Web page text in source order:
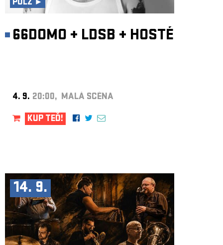
PULZ ►
66DOMO + LDSB + HOSTÉ
4. 9. 20:00, MALÁ SCÉNA
KUP TEĎ!
14. 9.